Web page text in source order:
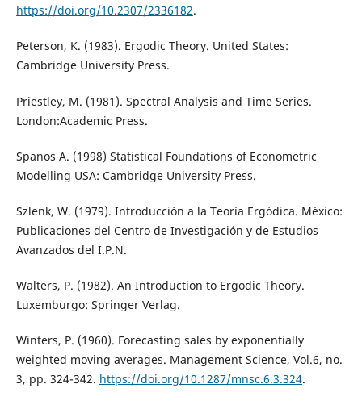
https://doi.org/10.2307/2336182.
Peterson, K. (1983). Ergodic Theory. United States:
Cambridge University Press.
Priestley, M. (1981). Spectral Analysis and Time Series.
London:Academic Press.
Spanos A. (1998) Statistical Foundations of Econometric
Modelling USA: Cambridge University Press.
Szlenk, W. (1979). Introducción a la Teoría Ergódica. México:
Publicaciones del Centro de Investigación y de Estudios
Avanzados del I.P.N.
Walters, P. (1982). An Introduction to Ergodic Theory.
Luxemburgo: Springer Verlag.
Winters, P. (1960). Forecasting sales by exponentially
weighted moving averages. Management Science, Vol.6, no.
3, pp. 324-342. https://doi.org/10.1287/mnsc.6.3.324.